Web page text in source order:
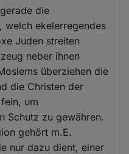
die
welch ekelerregendes
Juden streiten
neber ihnen
überziehen die
die Christen der
um
Schutz zu gewähren.
gehört m.E.
nur dazu dient, einer